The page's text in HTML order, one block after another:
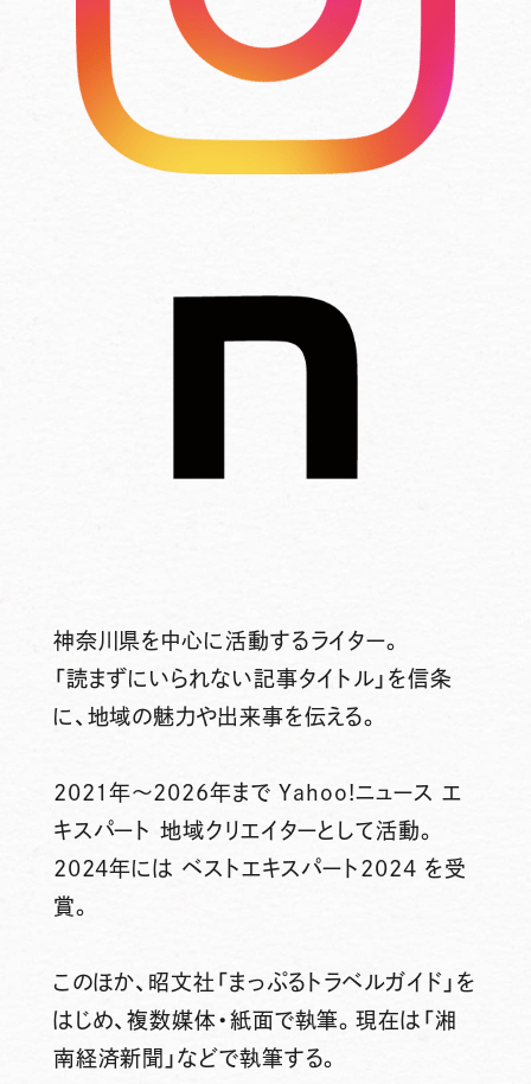
神奈川県を中心に活動するライター。
「読まずにいられない記事タイトル」を信条
に、地域の魅力や出来事を伝える。
2021年～2026年まで Yahoo!ニュース エ
キスパート 地域クリエイターとして活動。
2024年には ベストエキスパート2024 を受
賞。
このほか、昭文社「まっぷるトラベルガイド」を
はじめ、複数媒体・紙面で執筆。現在は「湘
南経済新聞」などで執筆する。